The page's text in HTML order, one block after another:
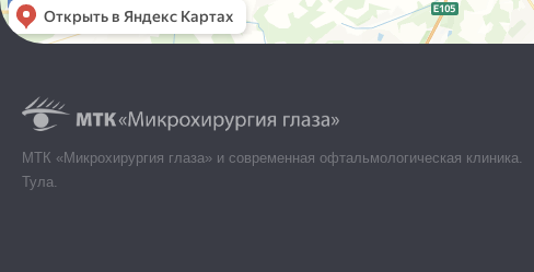
МТК «Микрохирургия глаза» и современная офтальмологическая клиника.
Тула.